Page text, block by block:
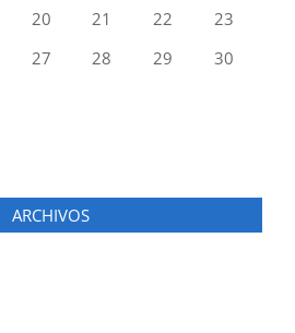
20 21 22
23
27 28 29
30
ARCHIVOS